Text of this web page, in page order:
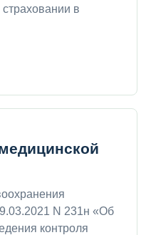
в
N 231н «Об
контроля